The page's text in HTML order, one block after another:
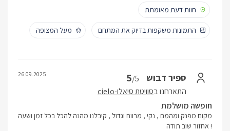
חוות דעת מאומתת
התמונות משקפות בדיוק את המתחם מעל המצופה
ספיר דבוש 5/5
התארחנו בסוויטת סיאלו-cielo
26.09.2025
חופשה מושלמת
מקום מפנק ומהמם , נקי , מרווח וגדול , קיבלנו מהנה להכל בכל זמן ושעה
! אחזור שוב תודה